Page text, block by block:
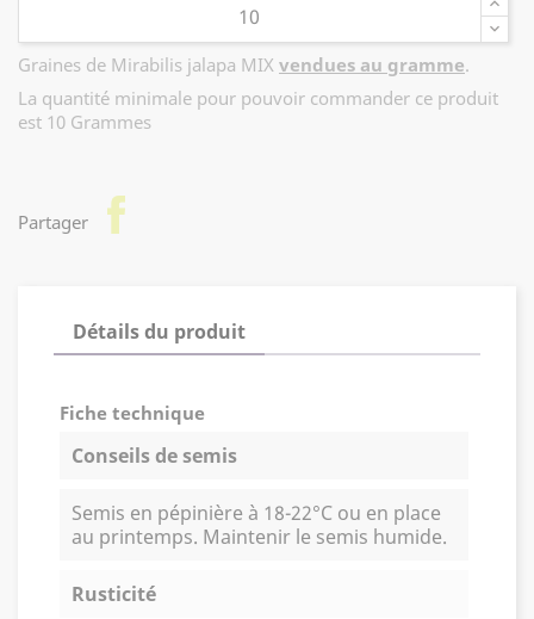
Graines de Mirabilis jalapa MIX vendues au gramme.
La quantité minimale pour pouvoir commander ce produit
est 10 Grammes
Partager facebook
Détails du produit
Fiche technique
Conseils de semis
Semis en pépinière à 18-22°C ou en place
au printemps. Maintenir le semis humide.
Rusticité